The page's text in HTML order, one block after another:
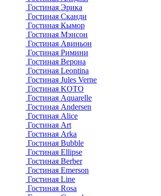
Гостиная Эрика
Гостиная Сканди
Гостиная Кымор
Гостиная Мэнсон
Гостиная Авиньон
Гостиная Римини
Гостиная Верона
Гостиная Leontina
Гостиная Jules Verne
Гостиная KOTO
Гостиная Aquarelle
Гостиная Andersen
Гостиная Alice
Гостиная Art
Гостиная Arka
Гостиная Bubble
Гостиная Ellipse
Гостиная Berber
Гостиная Emerson
Гостиная Line
Гостиная Rosa